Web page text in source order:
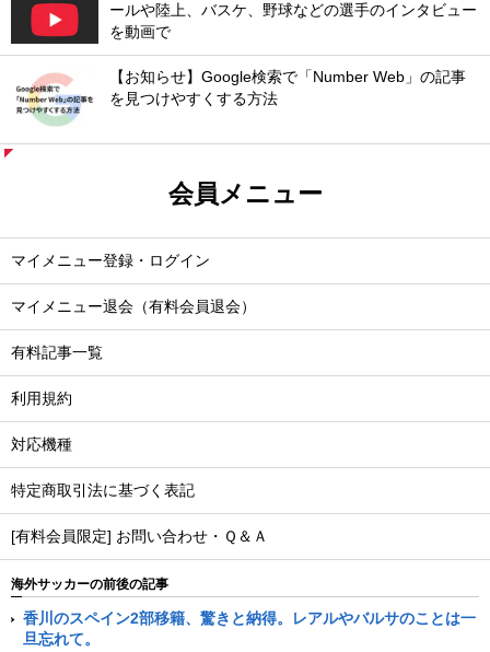
ールや陸上、バスケ、野球などの選手のインタビュー
を動画で
【お知らせ】Google検索で「Number Web」の記事
を見つけやすくする方法
会員メニュー
マイメニュー登録・ログイン
マイメニュー退会（有料会員退会）
有料記事一覧
利用規約
対応機種
特定商取引法に基づく表記
[有料会員限定] お問い合わせ・Ｑ＆Ａ
海外サッカーの前後の記事
香川のスペイン2部移籍、驚きと納得。レアルやバルサのことは一
旦忘れて。